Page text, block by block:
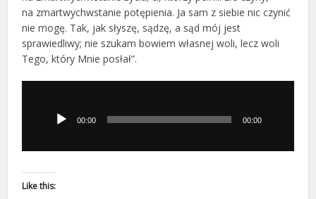
na zmartwychwstanie potępienia. Ja sam z siebie nic czynić
nie mogę. Tak, jak słyszę, sądzę, a sąd mój jest
sprawiedliwy; nie szukam bowiem własnej woli, lecz woli
Tego, który Mnie posłał”.
dźwiękowych00:00 00:00
Like this: